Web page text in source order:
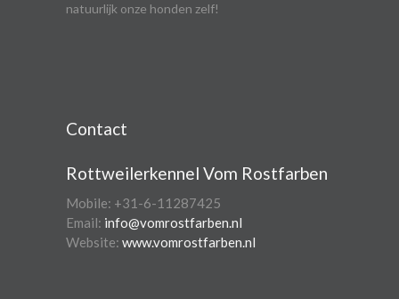
natuurlijk onze honden zelf!
Contact
Rottweilerkennel Vom Rostfarben
Mobile: +31-6-11287425
Email: info@vomrostfarben.nl
Website: www.vomrostfarben.nl